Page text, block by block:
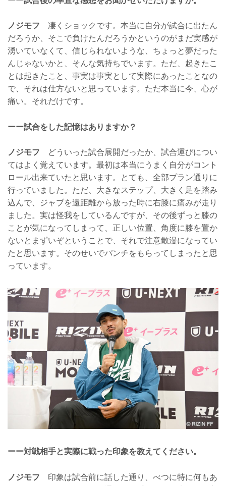
ノジモフ 凄くショックです。本当に自分が試合に出たん
だろうか、そこで負けたんだろうかというのがまだ実感が
湧いていなくて、信じられないような、ちょっと夢だった
んじゃないかと、そんな気持ちでいます。ただ、起きたこ
とは起きたこと、事実は事実として実際にあったことなの
で、それは仕方ないと思っています。ただ本当に今、心が
痛い。それだけです。
ーー試合をした記憶はありますか？
ノジモフ どういった試合展開だったか、試合運びについ
てはよく覚えています。最初は本当にうまく自分がコント
ロール出来ていたと思います。とても、全部プラン通りに
行っていました。ただ、大きなステップ、大きく足を踏み
込んで、ジャブを遠距離から放った時に右膝に痛みが走り
ました。実は怪我をしているんですが、その後ずっと膝の
ことが気になってしまって、正しい位置、角度に膝を置か
ないとまずいぞということで、それで注意散漫になってい
たと思います。そのせいでパンチをもらってしまったと思
っています。
ーー対戦相手と実際に戦った印象を教えてください。
ノジモフ 印象は試合前に話した通り、べつに特に何もあ